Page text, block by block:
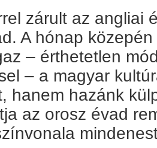
zárult az angliai
A hónap
– érthetetlen
– a magyar
hanem hazánk
az orosz évad